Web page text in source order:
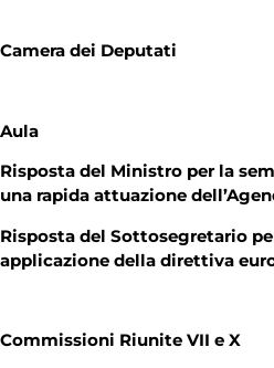
Camera dei Deputati
Aula
Risposta del Ministro per la
una rapida attuazione
Risposta del Sottosegretario
applicazione della direttiva
Commissioni Riunite VII e X